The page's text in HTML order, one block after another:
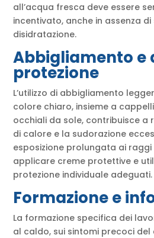
all’acqua fresca deve essere
incentivato, anche in assenza
disidratazione.
Abbigliamento e
protezione
L’utilizzo di abbigliamento
colore chiaro, insieme a
occhiali da sole, contribuisce a
di calore e la sudorazione
esposizione prolungata ai
applicare creme protettive e
protezione individuale adeguati.
Formazione e
La formazione specifica dei
al caldo, sui sintomi precoci